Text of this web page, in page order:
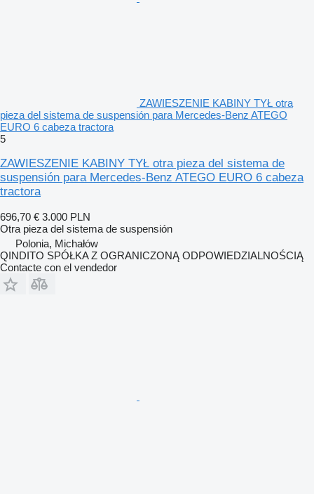
ZAWIESZENIE KABINY TYŁ otra
pieza del sistema de suspensión para Mercedes-Benz ATEGO
EURO 6 cabeza tractora
5
ZAWIESZENIE KABINY TYŁ otra pieza del sistema de
suspensión para Mercedes-Benz ATEGO EURO 6 cabeza
tractora
696,70 € 3.000 PLN
Otra pieza del sistema de suspensión
Polonia, Michałów
QINDITO SPÓŁKA Z OGRANICZONĄ ODPOWIEDZIALNOŚCIĄ
Contacte con el vendedor